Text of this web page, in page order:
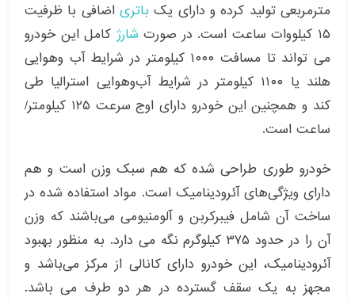
مترمربعی تولید کرده و دارای یک باتریاضافی با ظرفیت
۱۵ کیلووات ساعت است. در صورت
شارژ کامل این خودرو
می تواند تا مسافت ۱۰۰۰ کیلومتر در شرایط آب ‌وهوایی
هلند یا ۱۱۰۰ کیلومتر در شرایط آب‌وهوایی استرالیا طی
کند و همچنین این خودرو دارای اوج سرعت ۱۲۵ کیلومتر/
ساعت است.
خودرو طوری طراحی شده که هم سبک‌ وزن است و هم
دارای ویژگی‌های آئرودینامیک است. مواد استفاده شده در
ساخت آن شامل فیبرکربن و آلومنیومی می‌باشند که وزن
آن را در حدود ۳۷۵ کیلوگرم نگه می دارد. به منظور بهبود
آئرودینامیک، این خودرو دارای کانالی از مرکز می‌باشد و
مجهز به یک سقف گسترده در هر دو طرف می باشد.